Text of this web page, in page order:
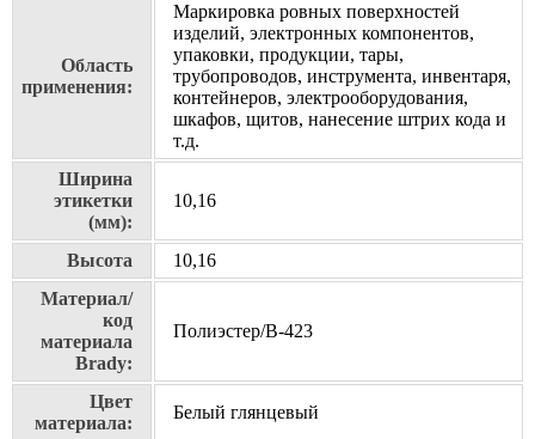
Область
применения:
Маркировка ровных поверхностей
изделий, электронных компонентов,
упаковки, продукции, тары,
трубопроводов, инструмента, инвентаря,
контейнеров, электрооборудования,
шкафов, щитов, нанесение штрих кода и
т.д.
Ширина
этикетки
(мм):
10,16
Высота
10,16
Материал/
код
материала
Brady:
Полиэстер/В-423
Цвет
материала:
Белый глянцевый